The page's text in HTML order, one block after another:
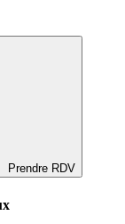
Prendre RDV